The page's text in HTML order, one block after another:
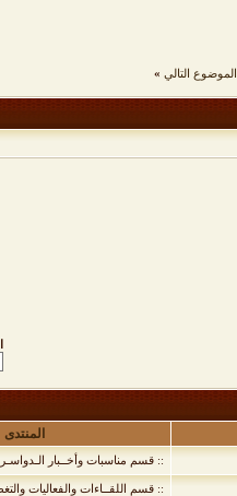
الموضوع التالي »
المنتدى
:: قسم مناسبات وأخــبار
:: قسم اللقــاءات والفعاليات